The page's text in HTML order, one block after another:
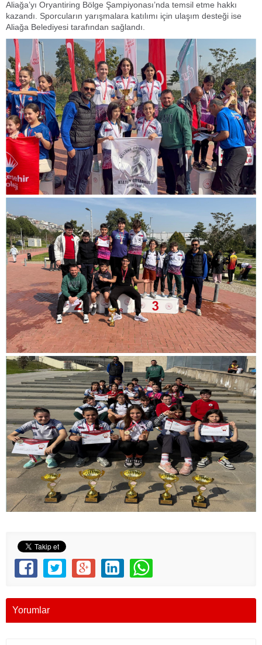
Aliağa’yı Oryantiring Bölge Şampiyonası’nda temsil etme hakkı
kazandı. Sporcuların yarışmalara katılımı için ulaşım desteği ise
Aliağa Belediyesi tarafından sağlandı.
Yorumlar